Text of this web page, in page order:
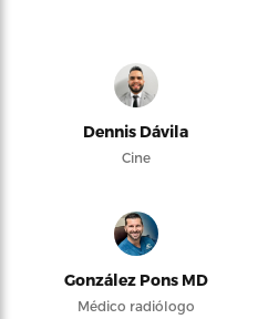
Dennis Dávila
Cine
González Pons MD
Médico radiólogo